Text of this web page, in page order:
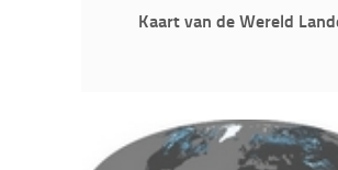
Kaart van de Wereld